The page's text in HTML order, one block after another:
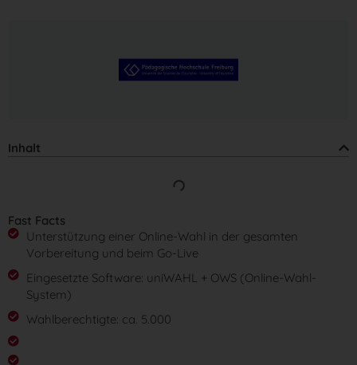
Inhalt
Fast Facts
Unterstützung einer Online-Wahl in der gesamten
Vorbereitung und beim Go-Live
Eingesetzte Software: uniWAHL + OWS (Online-Wahl-
System)
Wahlberechtigte: ca. 5.000